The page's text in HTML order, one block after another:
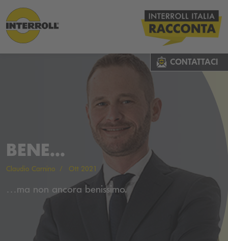
CONTATTACI
BENE...
Claudio Carnino Ott 2021
…ma non ancora benissimo.